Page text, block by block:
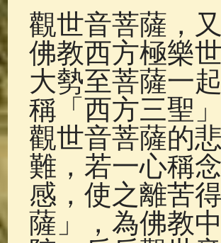
佛典故事(37) 佛
觀世音菩薩，
佛教西方極樂
大勢至菩薩一
稱「西方三聖
觀世音菩薩的
難，若一心稱
感，使之離苦
薩」，為佛教